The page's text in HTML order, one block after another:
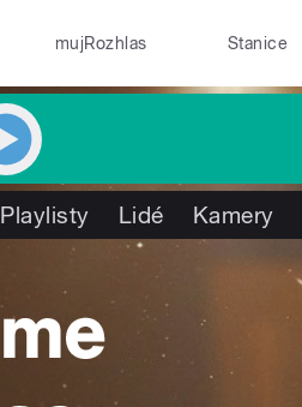
mujRozhlas Stanice
Playlisty Lidé Kamery